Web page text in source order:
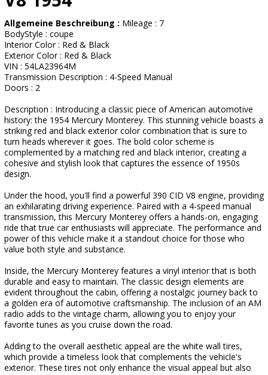
Allgemeine Beschreibung : Mileage : 7
BodyStyle : coupe
Interior Color : Red & Black
Exterior Color : Red & Black
VIN : 54LA23964M
Transmission Description : 4-Speed Manual
Doors : 2
Description : Introducing a classic piece of American automotive
history: the 1954 Mercury Monterey. This stunning vehicle boasts a
striking red and black exterior color combination that is sure to
turn heads wherever it goes. The bold color scheme is
complemented by a matching red and black interior, creating a
cohesive and stylish look that captures the essence of 1950s
design.
Under the hood, you'll find a powerful 390 CID V8 engine, providing
an exhilarating driving experience. Paired with a 4-speed manual
transmission, this Mercury Monterey offers a hands-on, engaging
ride that true car enthusiasts will appreciate. The performance and
power of this vehicle make it a standout choice for those who
value both style and substance.
Inside, the Mercury Monterey features a vinyl interior that is both
durable and easy to maintain. The classic design elements are
evident throughout the cabin, offering a nostalgic journey back to
a golden era of automotive craftsmanship. The inclusion of an AM
radio adds to the vintage charm, allowing you to enjoy your
favorite tunes as you cruise down the road.
Adding to the overall aesthetic appeal are the white wall tires,
which provide a timeless look that complements the vehicle's
exterior. These tires not only enhance the visual appeal but also